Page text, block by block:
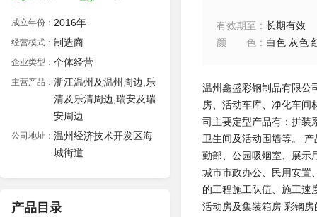
成立年份： 2016年
经营模式： 制造商
企业类型： 个体经营
主营产品： 浙江温州及温州周边,乐
清及乐清周边,瑞安及瑞
安周边
公司地址： 温州经济技术开发区海
城街道
产品目录
有效期至 ： 长期有效
颜色 ： 白色 灰色
温州鑫盛彩钢制品有限公
房、活动车库、净化车间
司主要定型产品有：拼装
卫生间及活动围墙等。
勤部、公园吸烟室、展示
城市市政办公、民用安置
的工程施工队伍、施工速
活动房及集装箱房 彩钢